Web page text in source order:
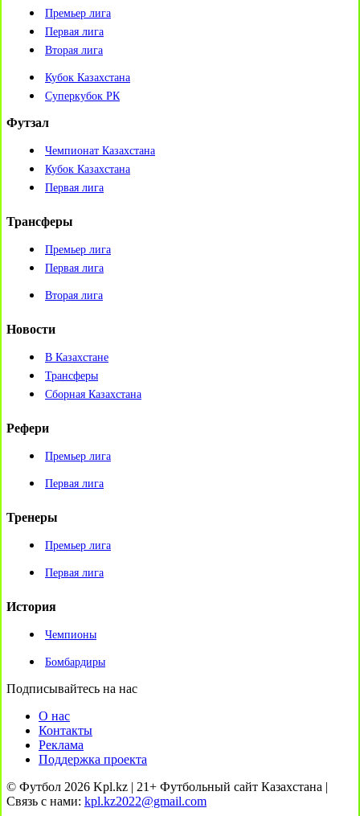
Премьер лига
Первая лига
Вторая лига
Кубок Казахстана
Суперкубок РК
Футзал
Чемпионат Казахстана
Кубок Казахстана
Первая лига
Трансферы
Премьер лига
Первая лига
Вторая лига
Новости
В Казахстане
Трансферы
Сборная Казахстана
Рефери
Премьер лига
Первая лига
Тренеры
Премьер лига
Первая лига
История
Чемпионы
Бомбардиры
Подписывайтесь на нас
О нас
Контакты
Реклама
Поддержка проекта
© Футбол 2026 Kpl.kz | 21+ Футбольный сайт Казахстана |
Связь с нами: kpl.kz2022@gmail.com